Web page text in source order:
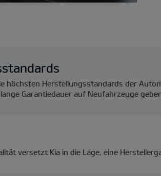
höchsten Herstellungsstandards der
Garantiedauer auf Neufahrzeuge
versetzt Kia in die Lage, eine